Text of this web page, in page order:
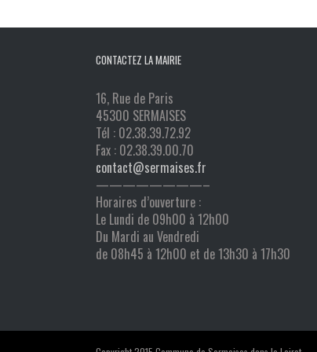
CONTACTEZ LA MAIRIE
16, Rue de Paris
45300 SERMAISES
Tél : 02.38.39.72.92
Fax : 02.38.39.00.70
contact@sermaises.fr
————————–
Horaires d’ouverture :
Le Lundi de 09h00 à 12h00
Du Mardi au Vendredi
de 08h45 à 12h00 et de 13h30 à 17h30